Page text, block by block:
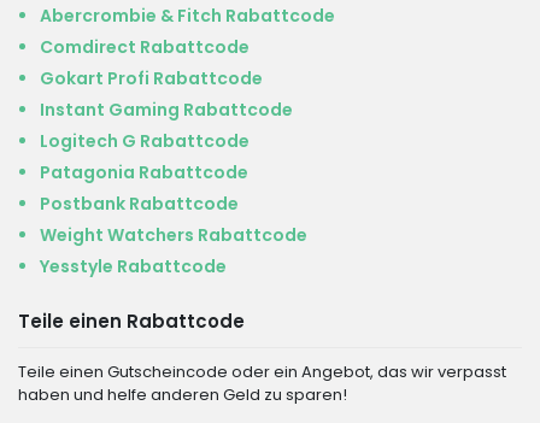
Abercrombie & Fitch Rabattcode
Comdirect Rabattcode
Gokart Profi Rabattcode
Instant Gaming Rabattcode
Logitech G Rabattcode
Patagonia Rabattcode
Postbank Rabattcode
Weight Watchers Rabattcode
Yesstyle Rabattcode
Teile einen Rabattcode
Teile einen Gutscheincode oder ein Angebot, das wir verpasst
haben und helfe anderen Geld zu sparen!